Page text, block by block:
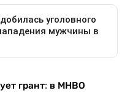
грант: в МНВО